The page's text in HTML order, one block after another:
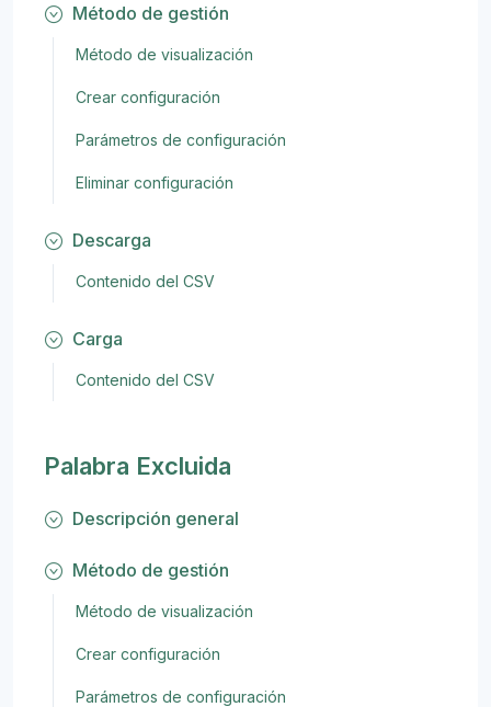
Método de gestión
Método de visualización
Crear configuración
Parámetros de configuración
Eliminar configuración
Descarga
Contenido del CSV
Carga
Contenido del CSV
Palabra Excluida
Descripción general
Método de gestión
Método de visualización
Crear configuración
Parámetros de configuración